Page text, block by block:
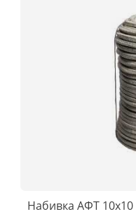
Набивка АФТ